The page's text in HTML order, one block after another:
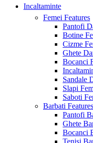
Incaltaminte
Femei Features
Pantofi
Botine
Cizme
Ghete
Bocanci
Sandale
Slapi
Saboti
Barbati Features
Pantofi
Ghete
Bocanci
Tenisi